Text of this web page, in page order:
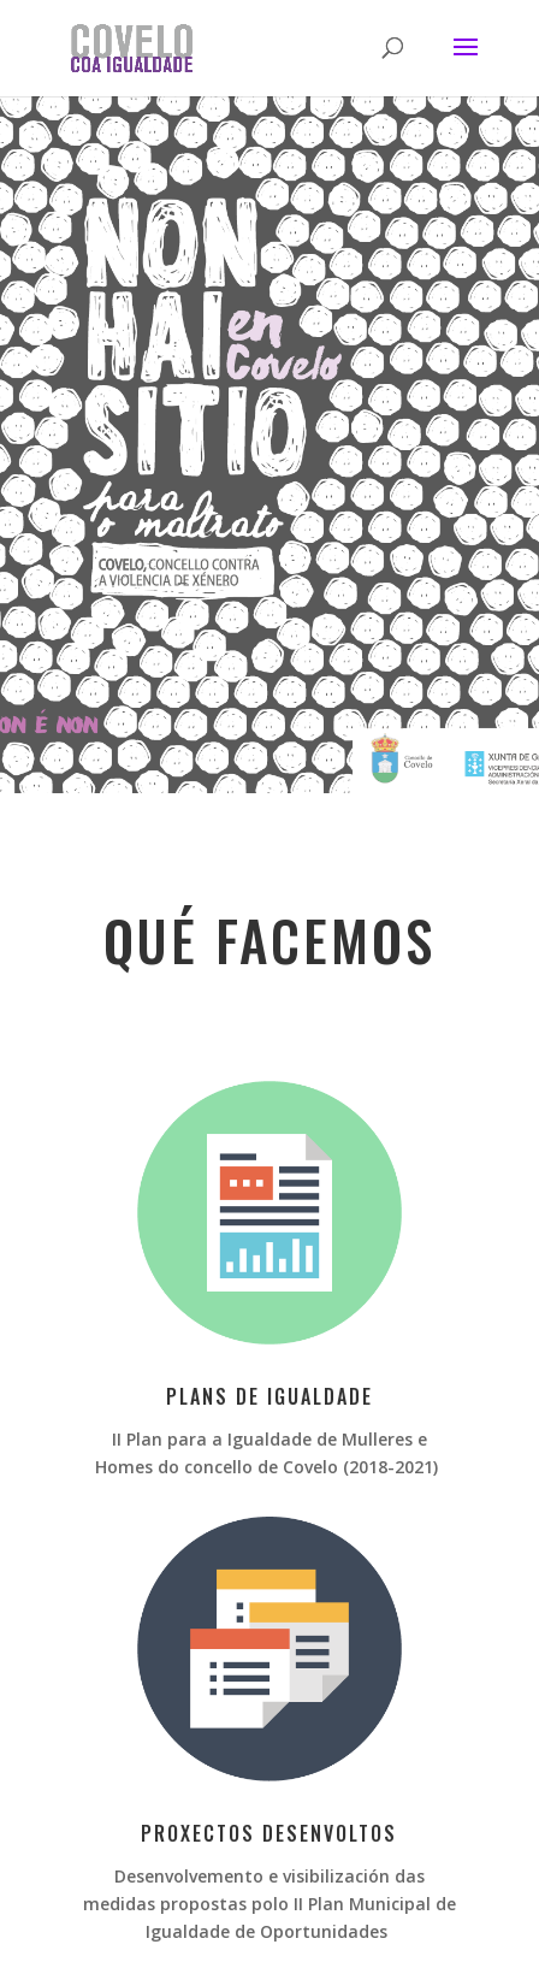
QUÉ FACEMOS
PLANS DE IGUALDADE
II Plan para a Igualdade de Mulleres e
Homes do concello de Covelo (2018-2021)
PROXECTOS DESENVOLTOS
Desenvolvemento e visibilización das
medidas propostas polo II Plan Municipal de
Igualdade de Oportunidades